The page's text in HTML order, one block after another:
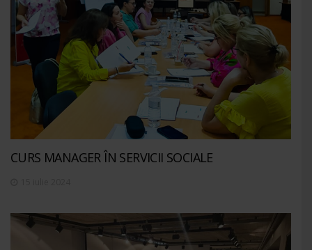
CURS MANAGER ÎN SERVICII SOCIALE